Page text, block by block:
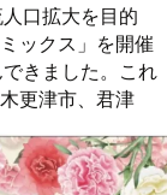
口拡大を目的
ックス」を開催
きました。これ
更津市、君津